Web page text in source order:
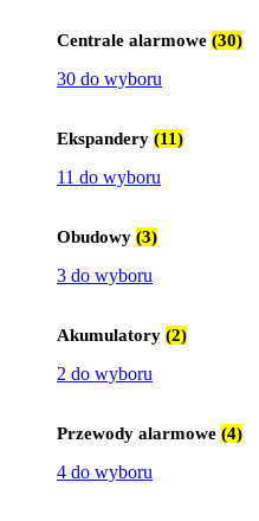
Centrale alarmowe (30)
30 do wyboru
Ekspandery (11)
11 do wyboru
Obudowy (3)
3 do wyboru
Akumulatory (2)
2 do wyboru
Przewody alarmowe (4)
4 do wyboru